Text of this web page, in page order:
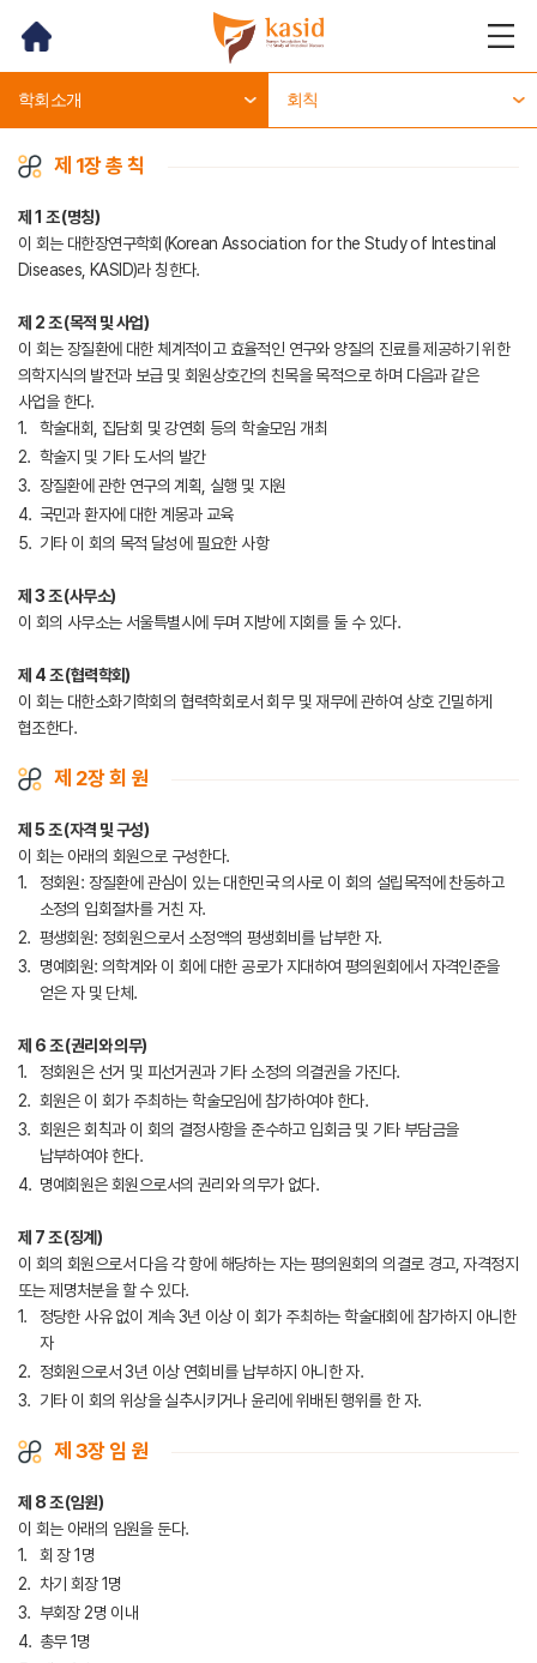
메뉴
열기
학회소개 회칙
제 1장 총 칙
제 1 조 (명칭)
이 회는 대한장연구학회(Korean Association for the Study of Intestinal
Diseases, KASID)라 칭한다.
제 2 조 (목적 및 사업)
이 회는 장질환에 대한 체계적이고 효율적인 연구와 양질의 진료를 제공하기 위한
의학지식의 발전과 보급 및 회원상호간의 친목을 목적으로 하며 다음과 같은
사업을 한다.
학술대회, 집담회 및 강연회 등의 학술모임 개최
학술지 및 기타 도서의 발간
장질환에 관한 연구의 계획, 실행 및 지원
국민과 환자에 대한 계몽과 교육
기타 이 회의 목적 달성에 필요한 사항
제 3 조 (사무소)
이 회의 사무소는 서울특별시에 두며 지방에 지회를 둘 수 있다.
제 4 조 (협력학회)
이 회는 대한소화기학회의 협력학회로서 회무 및 재무에 관하여 상호 긴밀하게
협조한다.
제 2장 회 원
제 5 조 (자격 및 구성)
이 회는 아래의 회원으로 구성한다.
정회원: 장질환에 관심이 있는 대한민국 의사로 이 회의 설립목적에 찬동하고
소정의 입회절차를 거친 자.
평생회원: 정회원으로서 소정액의 평생회비를 납부한 자.
명예회원: 의학계와 이 회에 대한 공로가 지대하여 평의원회에서 자격인준을
얻은 자 및 단체.
제 6 조 (권리와 의무)
정회원은 선거 및 피선거권과 기타 소정의 의결권을 가진다.
회원은 이 회가 주최하는 학술모임에 참가하여야 한다.
회원은 회칙과 이 회의 결정사항을 준수하고 입회금 및 기타 부담금을
납부하여야 한다.
명예회원은 회원으로서의 권리와 의무가 없다.
제 7 조 (징계)
이 회의 회원으로서 다음 각 항에 해당하는 자는 평의원회의 의결로 경고, 자격정지
또는 제명처분을 할 수 있다.
정당한 사유 없이 계속 3년 이상 이 회가 주최하는 학술대회에 참가하지 아니한
자
정회원으로서 3년 이상 연회비를 납부하지 아니한 자.
기타 이 회의 위상을 실추시키거나 윤리에 위배된 행위를 한 자.
제 3장 임 원
제 8 조 (임원)
이 회는 아래의 임원을 둔다.
회 장 1명
차기 회장 1명
부회장 2명 이내
총무 1명